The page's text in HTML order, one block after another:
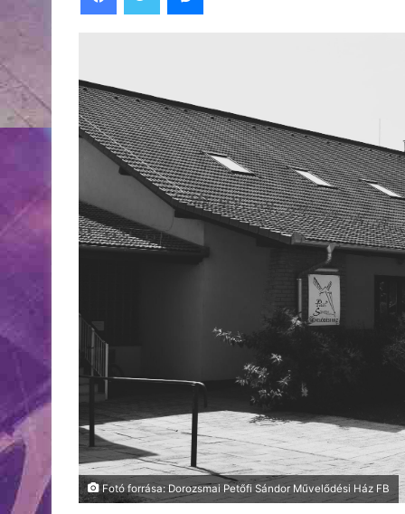
Fotó forrása: Dorozsmai Petőfi Sándor Művelődési Ház FB